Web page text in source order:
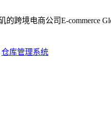
跨境电商公司E-commerce
仓库管理系统